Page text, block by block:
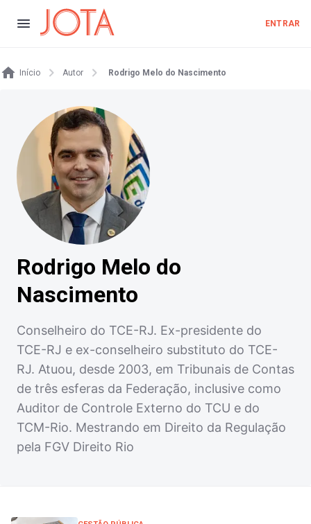
ENTRAR
Início Autor Rodrigo Melo do Nascimento
Rodrigo Melo do
Nascimento
Conselheiro do TCE-RJ. Ex-presidente do
TCE-RJ e ex-conselheiro substituto do TCE-
RJ. Atuou, desde 2003, em Tribunais de Contas
de três esferas da Federação, inclusive como
Auditor de Controle Externo do TCU e do
TCM-Rio. Mestrando em Direito da Regulação
pela FGV Direito Rio